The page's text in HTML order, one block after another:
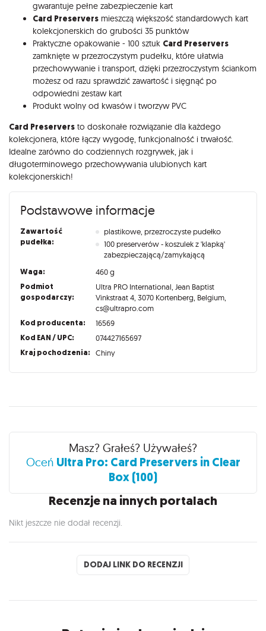
gwarantuje pełne zabezpieczenie kart
Card Preservers mieszczą większość standardowych kart
kolekcjonerskich do grubości 35 punktów
Praktyczne opakowanie - 100 sztuk Card Preservers
zamknięte w przezroczystym pudełku, które ułatwia
przechowywanie i transport, dzięki przezroczystym ściankom
możesz od razu sprawdzić zawartość i sięgnąć po
odpowiedni zestaw kart
Produkt wolny od kwasów i tworzyw PVC
Card Preservers to doskonałe rozwiązanie dla każdego
kolekcjonera, które łączy wygodę, funkcjonalność i trwałość.
Idealne zarówno do codziennych rozgrywek, jak i
długoterminowego przechowywania ulubionych kart
kolekcjonerskich!
Podstawowe informacje
Zawartość
pudełka:
plastikowe, przezroczyste pudełko
100 preserverów - koszulek z 'klapką'
zabezpieczającą/zamykającą
Waga: 460 g
Podmiot
gospodarczy:
Ultra PRO International, Jean Baptist
Vinkstraat 4, 3070 Kortenberg, Belgium,
cs@ultrapro.com
Kod producenta: 16569
Kod EAN / UPC: 074427165697
Kraj pochodzenia: Chiny
Recenzje
Masz? Grałeś? Używałeś?
Oceń Ultra Pro: Card Preservers in Clear
Box (100)
Recenzje na innych portalach
Nikt jeszcze nie dodał recenzji.
DODAJ LINK DO RECENZJI